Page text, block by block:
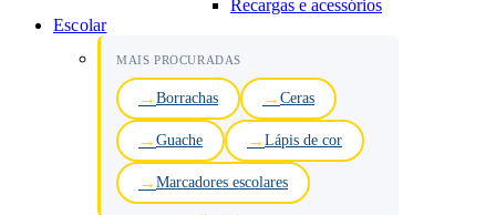
Recargas e acessórios
Escolar
MAIS PROCURADAS
Borrachas Ceras
Guache Lápis de cor
Marcadores escolares